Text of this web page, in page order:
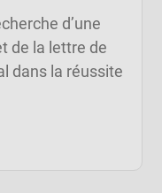
d’une
de la lettre de
dans la réussite